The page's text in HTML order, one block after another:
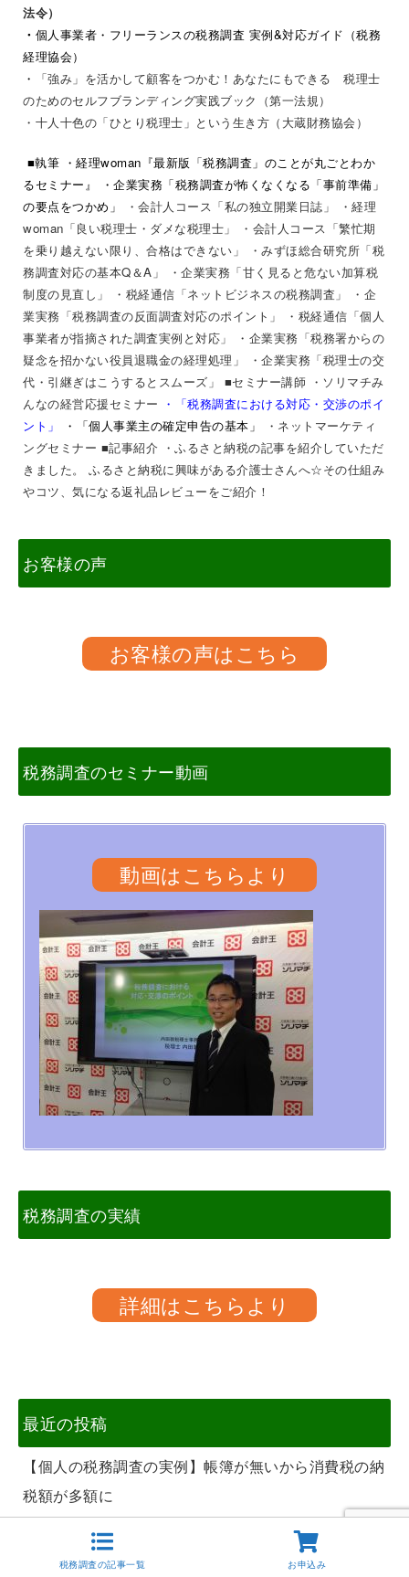
法令）
・ 個人事業者・フリーランスの税務調査 実例&対応ガイド（税務
経理協会）
・
「強み」を活かして顧客をつかむ！あなたにもできる 税理士
のためのセルフブランディング実践ブック（第一法規）
・ 十人十色の「ひとり税理士」という生き方（大蔵財務協会）
■執筆 ・経理woman『最新版「税務調査」のことが丸ごとわか
るセミナー』
・企業実務「税務調査が怖くなくなる「事前準備」
の要点をつかめ」
・会計人コース「私の独立開業日誌」
・経理
woman「良い税理士・ダメな税理士」
・会計人コース「繁忙期
を乗り越えない限り、合格はできない」
・みずほ総合研究所「税
務調査対応の基本Q＆A」 ・企業実務「甘く見ると危ない加算税
制度の見直し」 ・税経通信「ネットビジネスの税務調査」 ・企
業実務「税務調査の反面調査対応のポイント」 ・税経通信「個人
事業者が指摘された調査実例と対応」 ・企業実務「税務署からの
疑念を招かない役員退職金の経理処理」 ・企業実務「税理士の交
代・引継ぎはこうするとスムーズ 」 ■セミナー講師 ・ソリマチみ
んなの経営応援セミナー ・
「税務調査における対応・交渉のポイ
ント」
・「個人事業主の確定申告の基本」
・ネットマーケティ
ングセミナー ■記事紹介 ・ふるさと納税の記事を紹介していただ
きました。 ふるさと納税に興味がある介護士さんへ☆その仕組み
やコツ、気になる返礼品レビューをご紹介！
お客様の声
お客様の声はこちら
税務調査のセミナー動画
動画はこちらより
税務調査の実績
詳細はこちらより
最近の投稿
【個人の税務調査の実例】帳簿が無いから消費税の納
税額が多額に
【個人の税務調査の実例】消費税だけの税務調査です
ぐに終了したケース
税務調査の記事一覧 お申込み